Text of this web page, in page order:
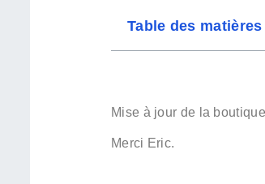
Table des matières
Mise à jour de la
Merci Eric.